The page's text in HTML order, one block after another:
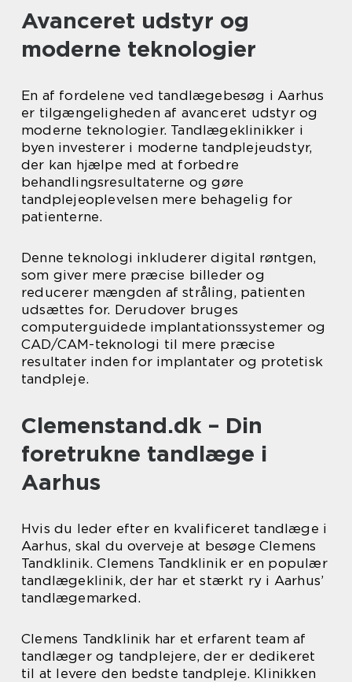
Avanceret udstyr og
moderne teknologier
En af fordelene ved tandlægebesøg i Aarhus
er tilgængeligheden af avanceret udstyr og
moderne teknologier. Tandlægeklinikker i
byen investerer i moderne tandplejeudstyr,
der kan hjælpe med at forbedre
behandlingsresultaterne og gøre
tandplejeoplevelsen mere behagelig for
patienterne.
Denne teknologi inkluderer digital røntgen,
som giver mere præcise billeder og
reducerer mængden af stråling, patienten
udsættes for. Derudover bruges
computerguidede implantationssystemer og
CAD/CAM-teknologi til mere præcise
resultater inden for implantater og protetisk
tandpleje.
Clemenstand.dk – Din
foretrukne tandlæge i
Aarhus
Hvis du leder efter en kvalificeret tandlæge i
Aarhus, skal du overveje at besøge Clemens
Tandklinik. Clemens Tandklinik er en populær
tandlægeklinik, der har et stærkt ry i Aarhus’
tandlægemarked.
Clemens Tandklinik har et erfarent team af
tandlæger og tandplejere, der er dedikeret
til at levere den bedste tandpleje. Klinikken